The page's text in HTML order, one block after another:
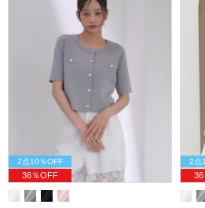
2点10％OFF
36％OFF
2点